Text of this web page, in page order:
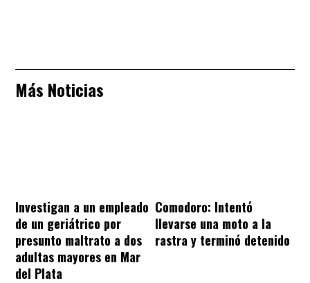
Más Noticias
Investigan a un empleado
de un geriátrico por
presunto maltrato a dos
adultas mayores en Mar
del Plata
Comodoro: Intentó
llevarse una moto a la
rastra y terminó detenido